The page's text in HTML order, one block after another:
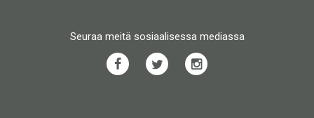
Seuraa meitä sosiaalisessa mediassa
FacebookTwitterInstagram